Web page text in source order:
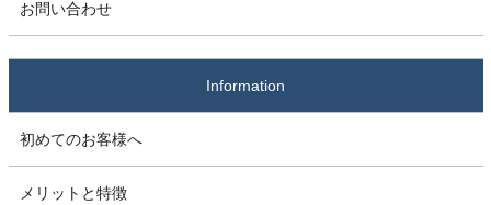
お問い合わせ
Information
初めてのお客様へ
メリットと特徴